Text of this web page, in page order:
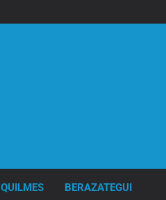
QUILMES BERAZATEGUI